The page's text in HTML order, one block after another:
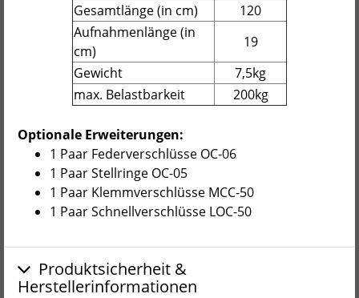
Gesamtlänge (in cm)
120
Aufnahmenlänge (in
cm)
19
Gewicht
7,5kg
max. Belastbarkeit
200kg
Optionale Erweiterungen:
1 Paar Federverschlüsse OC-06
1 Paar Stellringe OC-05
1 Paar Klemmverschlüsse MCC-50
1 Paar Schnellverschlüsse LOC-50
Produktsicherheit &
Herstellerinformationen